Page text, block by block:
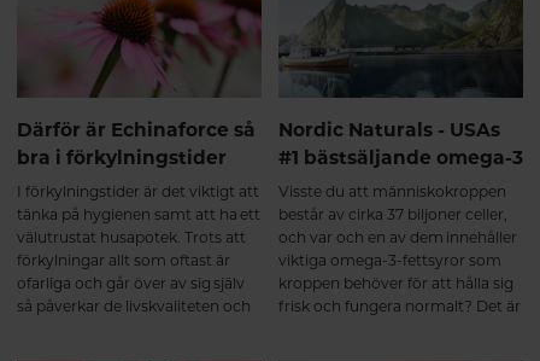
läkemedel vid förkylning.
Därför är Echinaforce så
bra i förkylningstider
I förkylningstider är det viktigt att
tänka på hygienen samt att ha ett
välutrustat husapotek. Trots att
förkylningar allt som oftast är
ofarliga och går över av sig själv
så påverkar de livskvaliteten och
Nordic Naturals - USAs
#1 bästsäljande omega-3
Visste du att människokroppen
består av cirka 37 biljoner celler,
och var och en av dem innehåller
viktiga omega-3-fettsyror som
kroppen behöver för att hålla sig
frisk och fungera normalt? Det är